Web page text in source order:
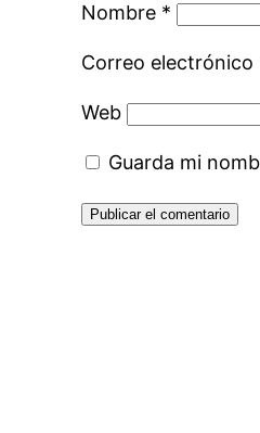
Nombre *
Correo electrónico
Web
Guarda mi